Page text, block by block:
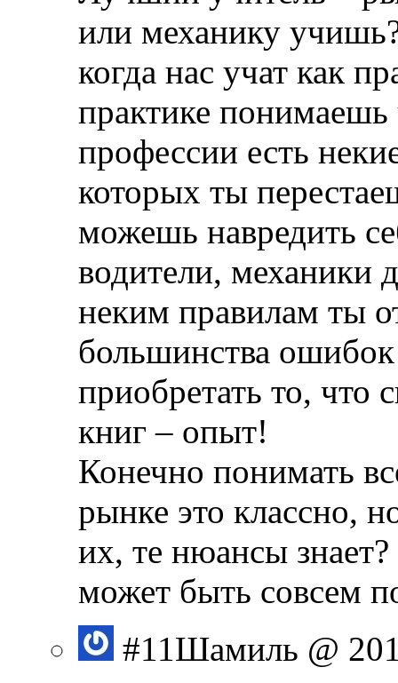
или механику
когда нас учат как
практике
профессии есть
которых ты
можешь навредить
водители, механики
неким правилам ты
большинства
приобретать то,
книг – опыт!
Конечно понимать
рынке это классно,
их, те нюансы
может быть совсем
#11Шамиль @